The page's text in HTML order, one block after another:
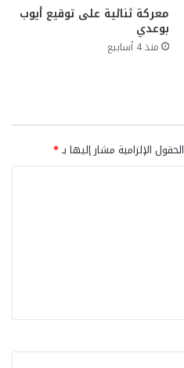
معركة ثنائية على توقيع أيوب
بوعدي
منذ 4 أسابيع
الحقول الإلزامية مشار إليها بـ*